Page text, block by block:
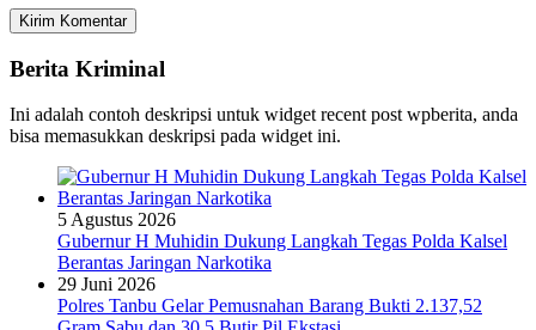
Berita Kriminal
Ini adalah contoh deskripsi untuk widget recent post wpberita, anda
bisa memasukkan deskripsi pada widget ini.
5 Agustus 2026
Gubernur H Muhidin Dukung Langkah Tegas Polda Kalsel
Berantas Jaringan Narkotika
29 Juni 2026
Polres Tanbu Gelar Pemusnahan Barang Bukti 2.137,52